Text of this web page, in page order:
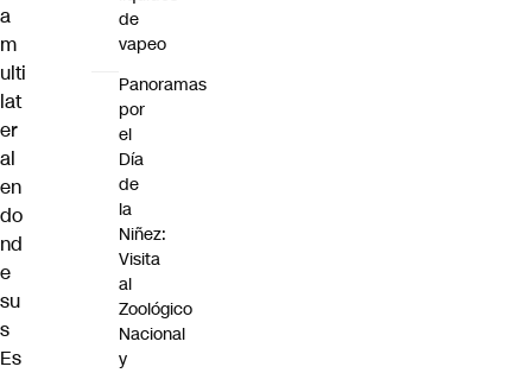
a
m
ulti
lat
er
al
en
do
nd
e
su
s
Es
de
vapeo
Panoramas
por
el
Día
de
la
Niñez:
Visita
al
Zoológico
Nacional
y